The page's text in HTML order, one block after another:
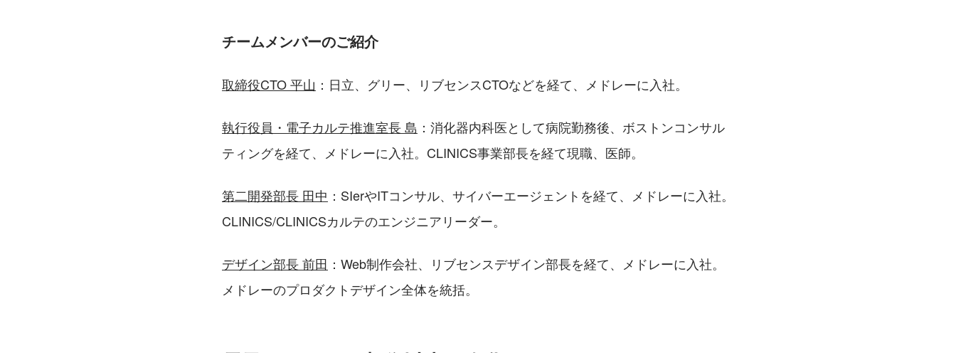
チームメンバーのご紹介
取締役CTO 平山 ：日立、グリー、リブセンスCTOなどを経て、メドレーに入社。
執行役員・電子カルテ推進室長 島 ：消化器内科医として病院勤務後、ボストンコンサル
ティングを経て、メドレーに入社。CLINICS事業部長を経て現職、医師。
第二開発部長 田中 ：SIerやITコンサル、サイバーエージェントを経て、メドレーに入社。
CLINICS/CLINICSカルテのエンジニアリーダー。
デザイン部長 前田 ：Web制作会社、リブセンスデザイン部長を経て、メドレーに入社。
メドレーのプロダクトデザイン全体を統括。